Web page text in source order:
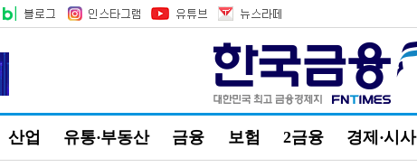
산업 유통·부동산 금융 보험 2금융 경제·시사